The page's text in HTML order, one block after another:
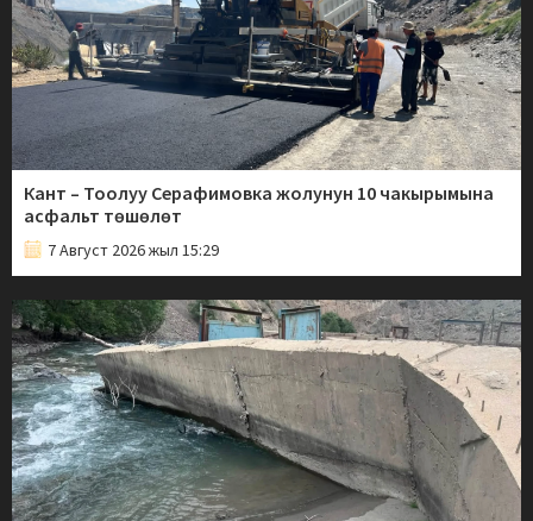
Кант – Тоолуу Серафимовка жолунун 10 чакырымына
асфальт төшөлөт
7 Август 2026 жыл 15:29